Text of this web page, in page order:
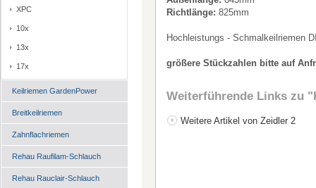
XPC
10x
13x
17x
Keilriemen GardenPower
Breitkeilriemen
Zahnflachriemen
Rehau Raufilam-Schlauch
Rehau Rauclair-Schlauch
Richtlänge: 825mm
Hochleistungs - Schmalkeilriemen
größere Stückzahlen bitte auf
Weiterführende Links zu
Weitere Artikel von Zeidler 2